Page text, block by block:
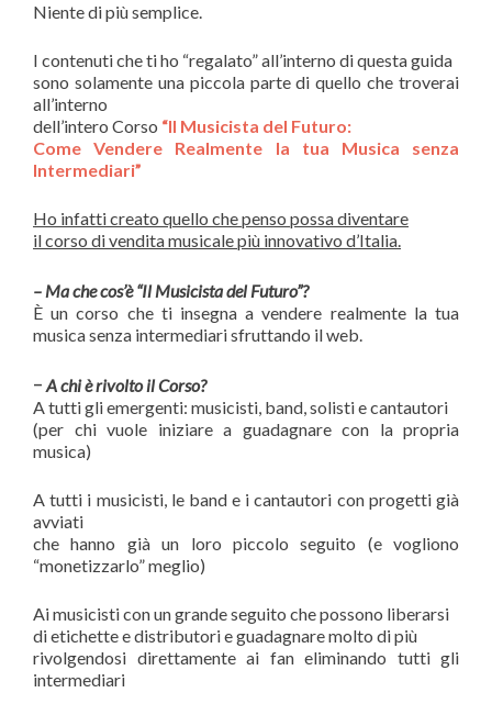
Niente di più semplice.
I contenuti che ti ho “regalato” all’interno di questa guida
sono solamente una piccola parte di quello che troverai
all’interno
dell’intero Corso “Il Musicista del Futuro:
Come Vendere Realmente la tua Musica senza
Intermediari”
Ho infatti creato quello che penso possa diventare
il corso di vendita musicale più innovativo d’Italia.
– Ma che cos’è “Il Musicista del Futuro”?
È un corso che ti insegna a vendere realmente la tua
musica senza intermediari sfruttando il web.
– A chi è rivolto il Corso?
A tutti gli emergenti: musicisti, band, solisti e cantautori
(per chi vuole iniziare a guadagnare con la propria
musica)
A tutti i musicisti, le band e i cantautori con progetti già
avviati
che hanno già un loro piccolo seguito (e vogliono
“monetizzarlo” meglio)
Ai musicisti con un grande seguito che possono liberarsi
di etichette e distributori e guadagnare molto di più
rivolgendosi direttamente ai fan eliminando tutti gli
intermediari